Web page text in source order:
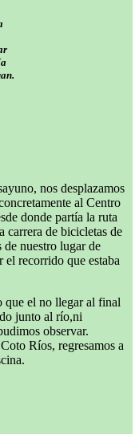
nos desplazamos
al Centro
donde partía la ruta
carrera de bicicletas de
de nuestro lugar de
el recorrido que estaba
que el no llegar al final
junto al río,ni
observar.
Ríos, regresamos a